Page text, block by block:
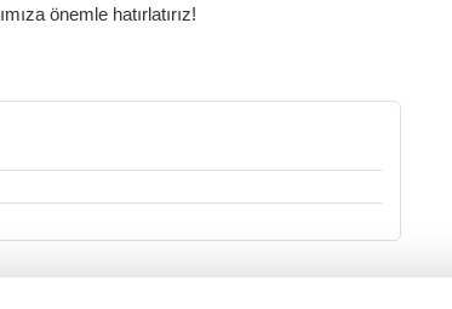
önemle hatırlatırız!